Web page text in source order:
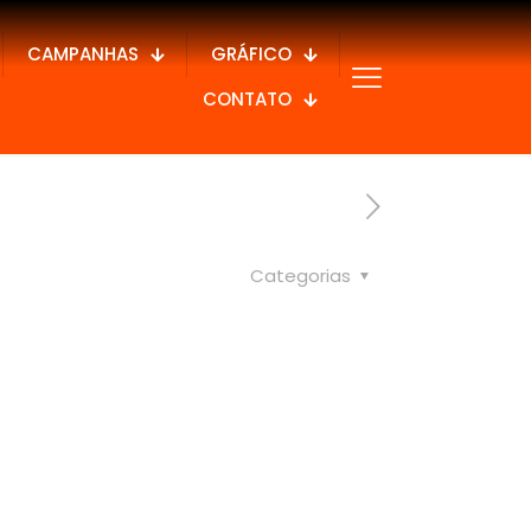
CAMPANHAS
GRÁFICO
CONTATO
Categorias